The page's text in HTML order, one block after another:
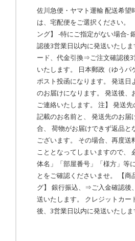
佐川急便・ヤマト運輸 配送希望
は、宅配便をご選択ください。
ング】 -特にご指定がない場合-
認後3営業日以内に発送いたし
ード、代金引換⇒ご注文確認後3
いたします。 日本郵政（ゆうパ
ポスト投函になります。 発送日
のお届けになります。 発送後、
ご連絡いたします。 注】 発送
記載のお名前と、 発送先のお届
合、 荷物がお届けできず返品と
ございます。 その場合、再度送
こととなってしまいますので、
体名」「部屋番号」「様方」等
とをご確認くださいませ。 【商
グ】 銀行振込、⇒ご入金確認後
送いたします。 クレジットカ
後、3営業日以内に発送いたしま